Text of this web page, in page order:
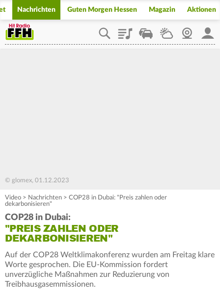
Nachrichten Guten Morgen Hessen Magazin Aktionen
PlaylistStaupilotWetterWebcam
© glomex, 01.12.2023
Video > Nachrichten > COP28 in Dubai: "Preis zahlen oder
dekarbonisieren"
COP28 in Dubai:
"PREIS ZAHLEN ODER
DEKARBONISIEREN"
Auf der COP28 Weltklimakonferenz wurden am Freitag klare
Worte gesprochen. Die EU-Kommission fordert
unverzügliche Maßnahmen zur Reduzierung von
Treibhausgasemmissionen.